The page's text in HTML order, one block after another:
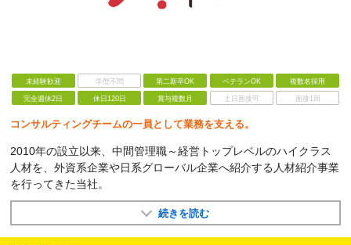
未経験歓迎 学歴不問 第二新卒OK ベテランOK 複数名採用
完全週休2日 休日120日 賞与複数月 土日面接可 面接1回
コンサルティングチームの一員として業務を支える。
2010年の設立以来、中間管理職～経営トップレベルのハイクラス
人材を、外資系企業や日系グローバル企業へ紹介する人材紹介事業
を行ってきた当社。
続きを読む